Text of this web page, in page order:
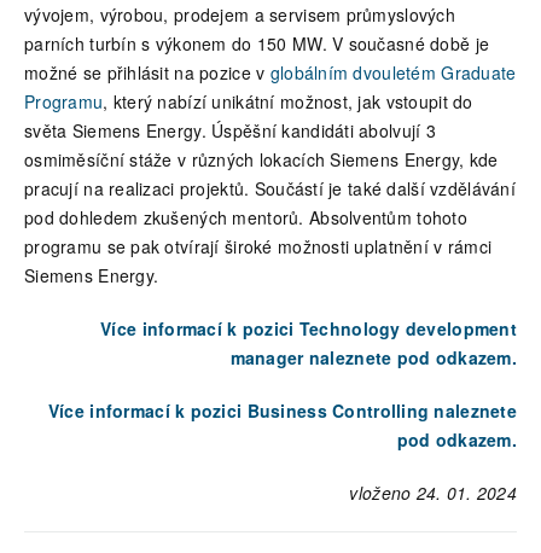
vývojem, výrobou, prodejem a servisem průmyslových
parních turbín s výkonem do 150 MW. V současné době je
možné se přihlásit na pozice v globálním dvouletém Graduate
Programu, který nabízí unikátní možnost, jak vstoupit do
světa Siemens Energy. Úspěšní kandidáti abolvují 3
osmiměsíční stáže v různých lokacích Siemens Energy, kde
pracují na realizaci projektů. Součástí je také další vzdělávání
pod dohledem zkušených mentorů. Absolventům tohoto
programu se pak otvírají široké možnosti uplatnění v rámci
Siemens Energy.
Více informací k pozici Technology development
manager naleznete pod odkazem.
Více informací k pozici Business Controlling naleznete
pod odkazem.
vloženo 24. 01. 2024